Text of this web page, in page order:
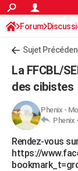
ACTUALITÉS
Politique
Société
Faits Divers
Education
Monde
Villes
+
Programme TV
TNTStreaming
Cinéma
Sorties cinéma
Musique
FINANCE
Retraite
Impôts
Epargne
Immobilier
Risques naturels
Banque
Assurance
Crédit
AUTO
Essais
Réserver un essai
Citadines
Berlines
SUV
Forum auto
HIGH-TECH
Mobiles
Meilleur
Internet
Ordinateurs
Jeux vidéo
Guide high-tech
BRICOLAGE
Forum
Sujet
La FFCBL/
des cibistes
Phenix -
Phenix -
Rendez-vous
https://